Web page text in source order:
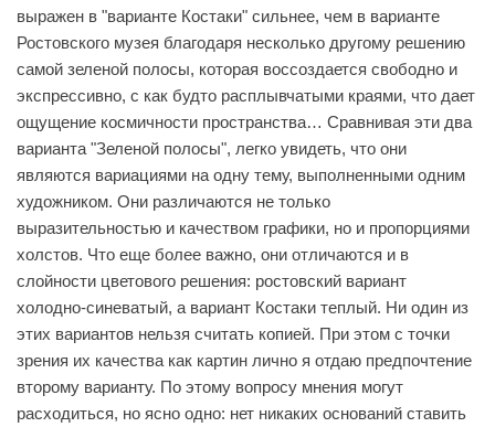
выражен в "варианте Костаки" сильнее, чем в варианте
Ростовского музея благодаря несколько другому решению
самой зеленой полосы, которая воссоздается свободно и
экспрессивно, с как будто расплывчатыми краями, что дает
ощущение космичности пространства… Сравнивая эти два
варианта "Зеленой полосы", легко увидеть, что они
являются вариациями на одну тему, выполненными одним
художником. Они различаются не только
выразительностью и качеством графики, но и пропорциями
холстов. Что еще более важно, они отличаются и в
слойности цветового решения: ростовский вариант
холодно-синеватый, а вариант Костаки теплый. Ни один из
этих вариантов нельзя считать копией. При этом с точки
зрения их качества как картин лично я отдаю предпочтение
второму варианту. По этому вопросу мнения могут
расходиться, но ясно одно: нет никаких оснований ставить